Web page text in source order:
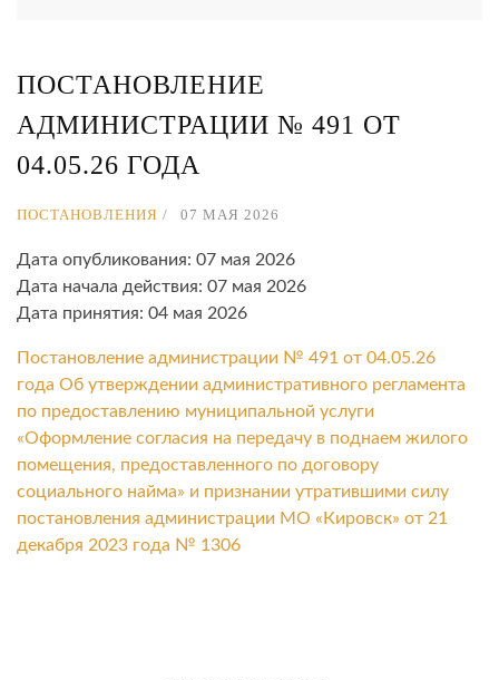
ПОСТАНОВЛЕНИЕ
АДМИНИСТРАЦИИ № 491 ОТ
04.05.26 ГОДА
ПОСТАНОВЛЕНИЯ 07 МАЯ 2026
Дата опубликования: 07 мая 2026
Дата начала действия: 07 мая 2026
Дата принятия: 04 мая 2026
Постановление администрации № 491 от 04.05.26
года Об утверждении административного регламента
по предоставлению муниципальной услуги
«Оформление согласия на передачу в поднаем жилого
помещения, предоставленного по договору
социального найма» и признании утратившими силу
постановления администрации МО «Кировск» от 21
декабря 2023 года № 1306